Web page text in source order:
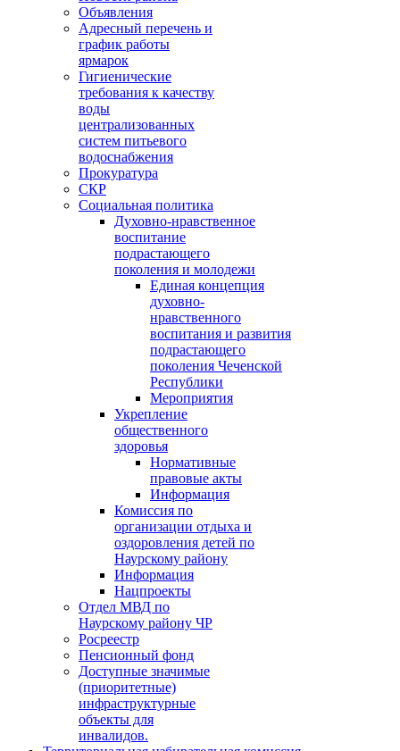
Объявления
Адресный перечень и
график работы
ярмарок
Гигиенические
требования к качеству
воды
централизованных
систем питьевого
водоснабжения
Прокуратура
СКР
Социальная политика
Духовно-нравственное
воспитание
подрастающего
поколения и молодежи
Единая концепция
духовно-
нравственного
воспитания и развития
подрастающего
поколения Чеченской
Республики
Мероприятия
Укрепление
общественного
здоровья
Нормативные
правовые акты
Информация
Комиссия по
организации отдыха и
оздоровления детей по
Наурскому району
Информация
Нацпроекты
Отдел МВД по
Наурскому району ЧР
Росреестр
Пенсионный фонд
Доступные значимые
(приоритетные)
инфраструктурные
объекты для
инвалидов.